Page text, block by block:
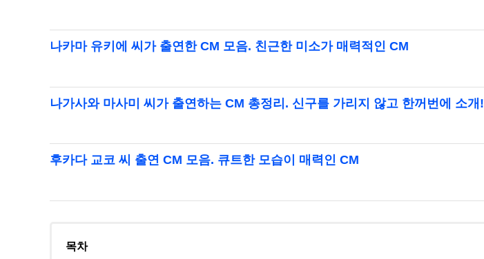
나카마 유키에 씨가 출연한 CM 모음. 친근한 미소가 매력적인 CM
나가사와 마사미 씨가 출연하는 CM 총정리. 신구를 가리지 않고 한꺼번에 소개!
후카다 교코 씨 출연 CM 모음. 큐트한 모습이 매력인 CM
목차